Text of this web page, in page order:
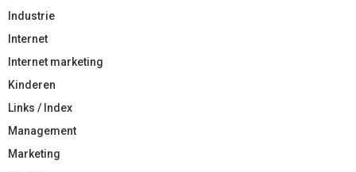
Industrie
Internet
Internet marketing
Kinderen
Links / Index
Management
Marketing